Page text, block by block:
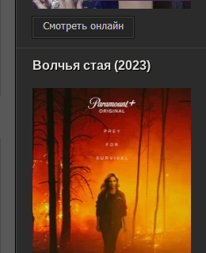
Волчья стая (2023)